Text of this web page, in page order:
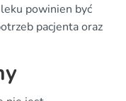
powinien być
pacjenta oraz